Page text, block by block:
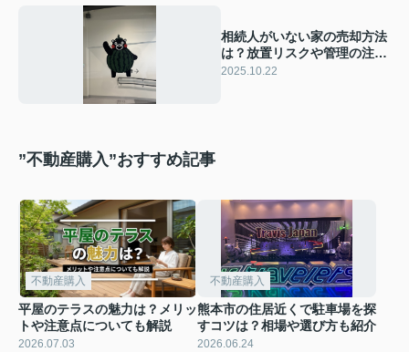
相続人がいない家の売却方法
は？放置リスクや管理の注意
点も解説
2025.10.22
”不動産購入”おすすめ記事
不動産購入
平屋のテラスの魅力は？メリッ
トや注意点についても解説
2026.07.03
不動産購入
熊本市の住居近くで駐車場を探
すコツは？相場や選び方も紹介
2026.06.24